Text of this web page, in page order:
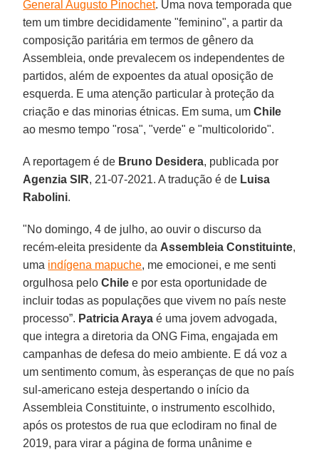
General Augusto Pinochet. Uma nova temporada que
tem um timbre decididamente "feminino", a partir da
composição paritária em termos de gênero da
Assembleia, onde prevalecem os independentes de
partidos, além de expoentes da atual oposição de
esquerda. E uma atenção particular à proteção da
criação e das minorias étnicas. Em suma, umChile
ao mesmo tempo "rosa", "verde" e "multicolorido".
A reportagem é de Bruno Desidera, publicada por
Agenzia SIR, 21-07-2021. A tradução é de Luisa
Rabolini.
"No domingo, 4 de julho, ao ouvir o discurso da
recém-eleita presidente da Assembleia Constituinte,
uma indígena mapuche, me emocionei, e me senti
orgulhosa peloChile e por esta oportunidade de
incluir todas as populações que vivem no país neste
processo”. Patricia Araya é uma jovem advogada,
que integra a diretoria da ONG Fima, engajada em
campanhas de defesa do meio ambiente. E dá voz a
um sentimento comum, às esperanças de que no país
sul-americano esteja despertando o início da
Assembleia Constituinte, o instrumento escolhido,
após os protestos de rua que eclodiram no final de
2019, para virar a página de forma unânime e